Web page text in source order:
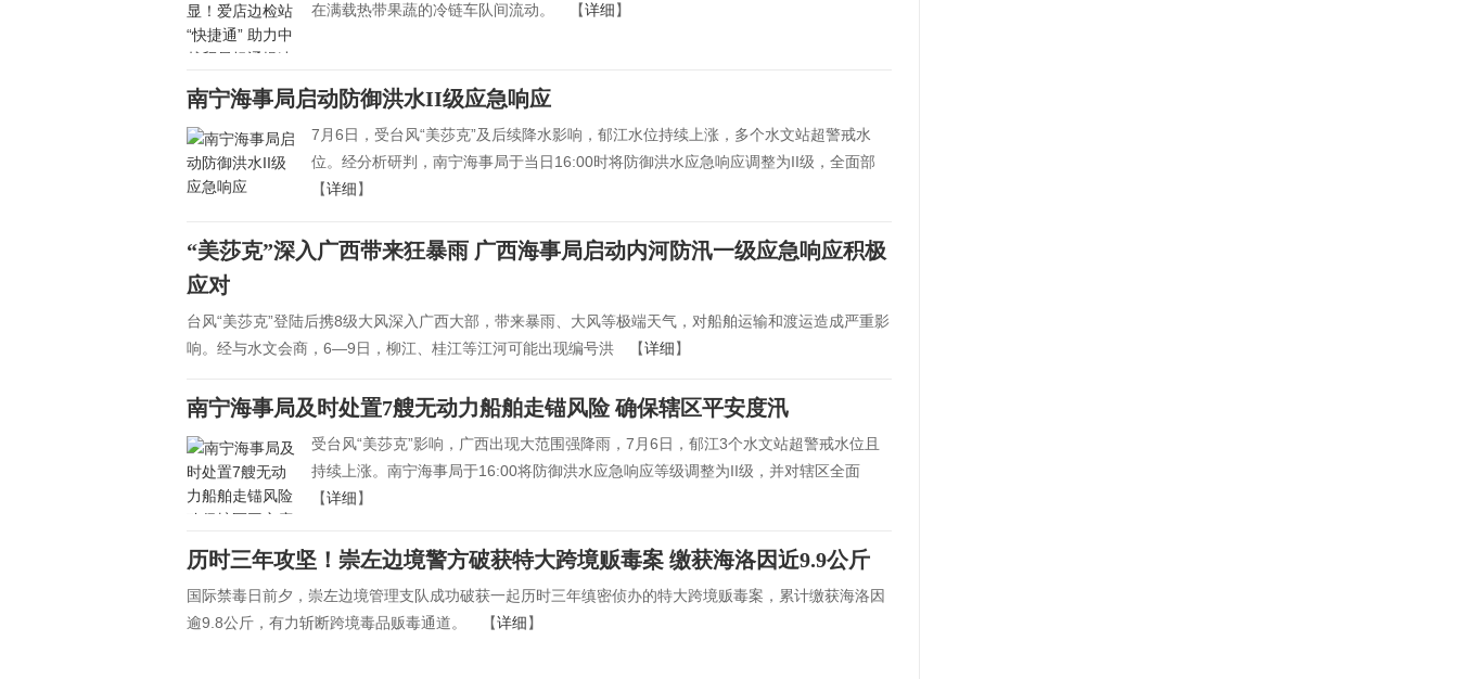
在满载热带果蔬的冷链车队间流动。 【详细】
南宁海事局启动防御洪水II级应急响应
7月6日，受台风“美莎克”及后续降水影响，郁江水位持续上涨，多个水文站超警戒水
位。经分析研判，南宁海事局于当日16:00时将防御洪水应急响应调整为II级，全面部
【详细】
“美莎克”深入广西带来狂暴雨 广西海事局启动内河防汛一级应急响应积极
应对
台风“美莎克”登陆后携8级大风深入广西大部，带来暴雨、大风等极端天气，对船舶运输和渡运造成严重影
响。经与水文会商，6—9日，柳江、桂江等江河可能出现编号洪 【详细】
南宁海事局及时处置7艘无动力船舶走锚风险 确保辖区平安度汛
受台风“美莎克”影响，广西出现大范围强降雨，7月6日，郁江3个水文站超警戒水位且
持续上涨。南宁海事局于16:00将防御洪水应急响应等级调整为II级，并对辖区全面
【详细】
历时三年攻坚！崇左边境警方破获特大跨境贩毒案 缴获海洛因近9.9公斤
国际禁毒日前夕，崇左边境管理支队成功破获一起历时三年缜密侦办的特大跨境贩毒案，累计缴获海洛因
逾9.8公斤，有力斩断跨境毒品贩毒通道。 【详细】